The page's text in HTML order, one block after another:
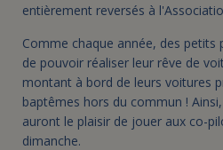
entièrement reversés à
Comme chaque année, des petits
de pouvoir réaliser leur rêve de
montant à bord de leurs voitures
baptêmes hors du commun !
auront le plaisir de jouer aux co-
dimanche.